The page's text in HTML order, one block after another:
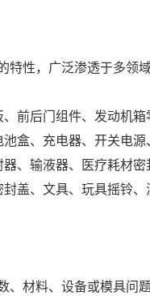
特性，广泛渗透于多领
前后门组件、发动机
盒、充电器、开关电
、输液器、医疗耗材
盖、文具、玩具摇铃
、材料、设备或模具问